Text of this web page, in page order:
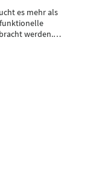
es mehr als
funktionelle
werden.
Belastbarkeit
Return to
in klinische